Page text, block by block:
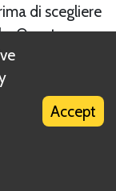
di scegliere
Questa
tutti e 3 gli
Accept